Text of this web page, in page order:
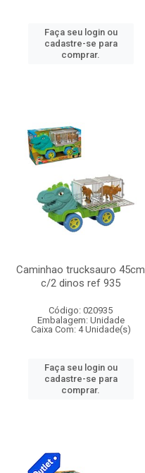
Faça seu login ou
cadastre-se para
comprar.
Caminhao trucksauro 45cm
c/2 dinos ref 935
Código: 020935
Embalagem: Unidade
Caixa Com: 4 Unidade(s)
Faça seu login ou
cadastre-se para
comprar.